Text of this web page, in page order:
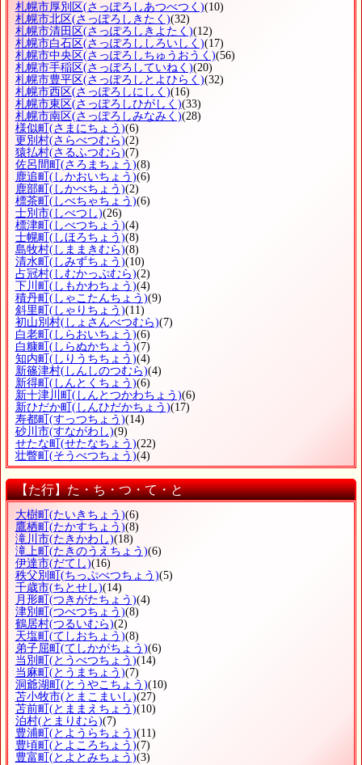
札幌市厚別区(さっぽろしあつべつく)(10)
札幌市北区(さっぽろしきたく)(32)
札幌市清田区(さっぽろしきよたく)(12)
札幌市白石区(さっぽろししろいしく)(17)
札幌市中央区(さっぽろしちゅうおうく)(56)
札幌市手稲区(さっぽろしていねく)(20)
札幌市豊平区(さっぽろしとよひらく)(32)
札幌市西区(さっぽろしにしく)(16)
札幌市東区(さっぽろしひがしく)(33)
札幌市南区(さっぽろしみなみく)(28)
様似町 (さまにちょう)(6)
更別村(さらべつむら)(2)
猿払村(さるふつむら)(7)
佐呂間町 (さろまちょう)(8)
鹿追町 (しかおいちょう)(6)
鹿部町 (しかべちょう)(2)
標茶町 (しべちゃちょう)(6)
士別市(しべつし)(26)
標津町 (しべつちょう)(4)
士幌町 (しほろちょう)(8)
島牧村(しままきむら)(8)
清水町 (しみずちょう)(10)
占冠村(しむかっぷむら)(2)
下川町 (しもかわちょう)(4)
積丹町 (しゃこたんちょう)(9)
斜里町 (しゃりちょう)(11)
初山別村(しょさんべつむら)(7)
白老町 (しらおいちょう)(6)
白糠町 (しらぬかちょう)(7)
知内町 (しりうちちょう)(4)
新篠津村(しんしのつむら)(4)
新得町 (しんとくちょう)(6)
新十津川町 (しんとつかわちょう)(6)
新ひだか町 (しんひだかちょう)(17)
寿都町 (すっつちょう)(14)
砂川市(すながわし)(9)
せたな町 (せたなちょう)(22)
壮瞥町 (そうべつちょう)(4)
【た行】た・ち・つ・て・と
大樹町 (たいきちょう)(6)
鷹栖町 (たかすちょう)(8)
滝川市(たきかわし)(18)
滝上町 (たきのうえちょう)(6)
伊達市(だてし)(16)
秩父別町 (ちっぷべつちょう)(5)
千歳市(ちとせし)(14)
月形町 (つきがたちょう)(4)
津別町 (つべつちょう)(8)
鶴居村(つるいむら)(2)
天塩町 (てしおちょう)(8)
弟子屈町 (てしかがちょう)(6)
当別町 (とうべつちょう)(14)
当麻町 (とうまちょう)(7)
洞爺湖町 (とうやこちょう)(10)
苫小牧市(とまこまいし)(27)
苫前町 (とままえちょう)(10)
泊村(とまりむら)(7)
豊浦町 (とようらちょう)(11)
豊頃町 (とよころちょう)(7)
豊富町 (とよとみちょう)(3)